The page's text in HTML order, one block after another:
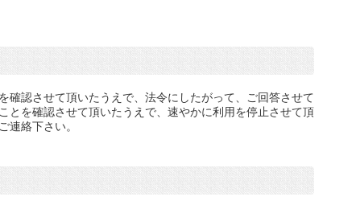
確認させて頂いたうえで、法令にしたがって、ご回答させて
を確認させて頂いたうえで、速やかに利用を停止させて頂
連絡下さい。